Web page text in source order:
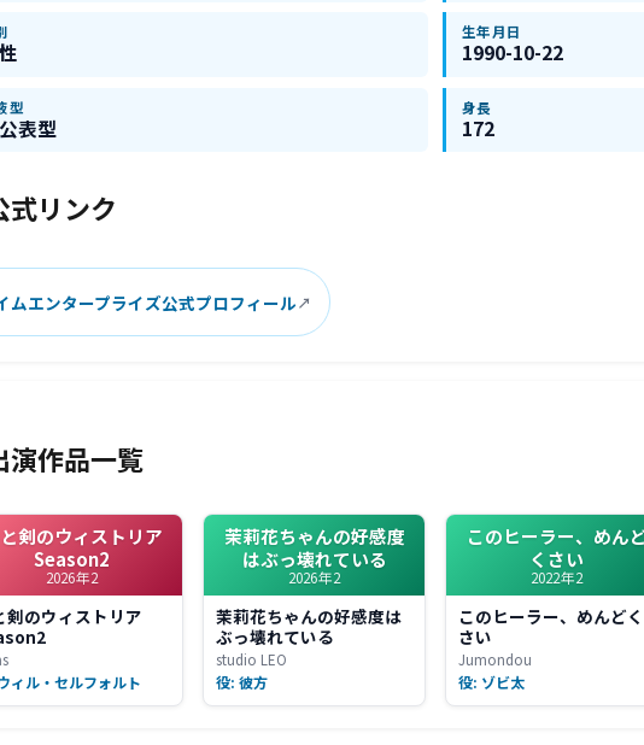
生年月日
1990-10-22
型
表型
身長
172
式リンク
ムエンタープライズ公式プロフィール
演作品一覧
剣のウィストリア
Season2
2026年2
剣のウィストリア
ィル・セルフォルト
茉莉花ちゃんの好感度
はぶっ壊れている
2026年2
茉莉花ちゃんの好感度は
ぶっ壊れている
studio LEO
役: 彼方
このヒーラー、めん
くさい
2022年2
このヒーラー、めんどく
さい
Jumondou
役: ゾビ太